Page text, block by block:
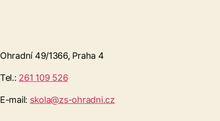
Ohradní 49/1366, Praha 4
Tel.: 261 109 526
E-mail: skola@zs-ohradni.cz